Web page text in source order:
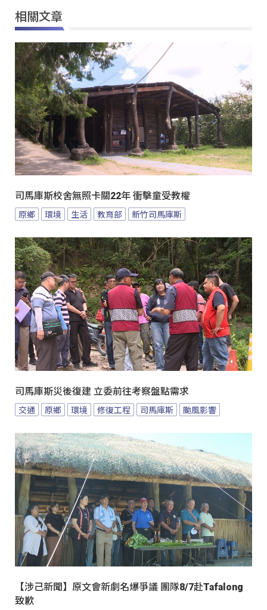
相關文章
司馬庫斯校舍無照卡關22年 衝擊童受教權
原鄉 環境 生活 教育部 新竹司馬庫斯
司馬庫斯災後復建 立委前往考察盤點需求
交通 原鄉 環境 修復工程 司馬庫斯 颱風影響
【涉己新聞】原文會新劇名爆爭議 團隊8/7赴Tafalong
致歉